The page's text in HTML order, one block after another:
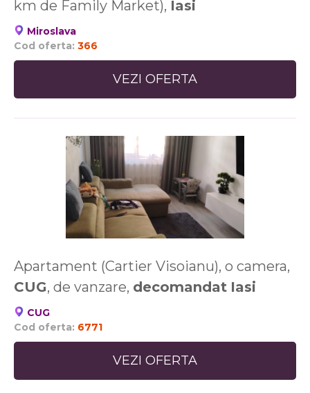
km de Family Market), Iasi
Miroslava
Cod oferta: 366
VEZI OFERTA
Apartament (Cartier Visoianu), o camera,
CUG, de vanzare, decomandat Iasi
CUG
Cod oferta: 6771
VEZI OFERTA